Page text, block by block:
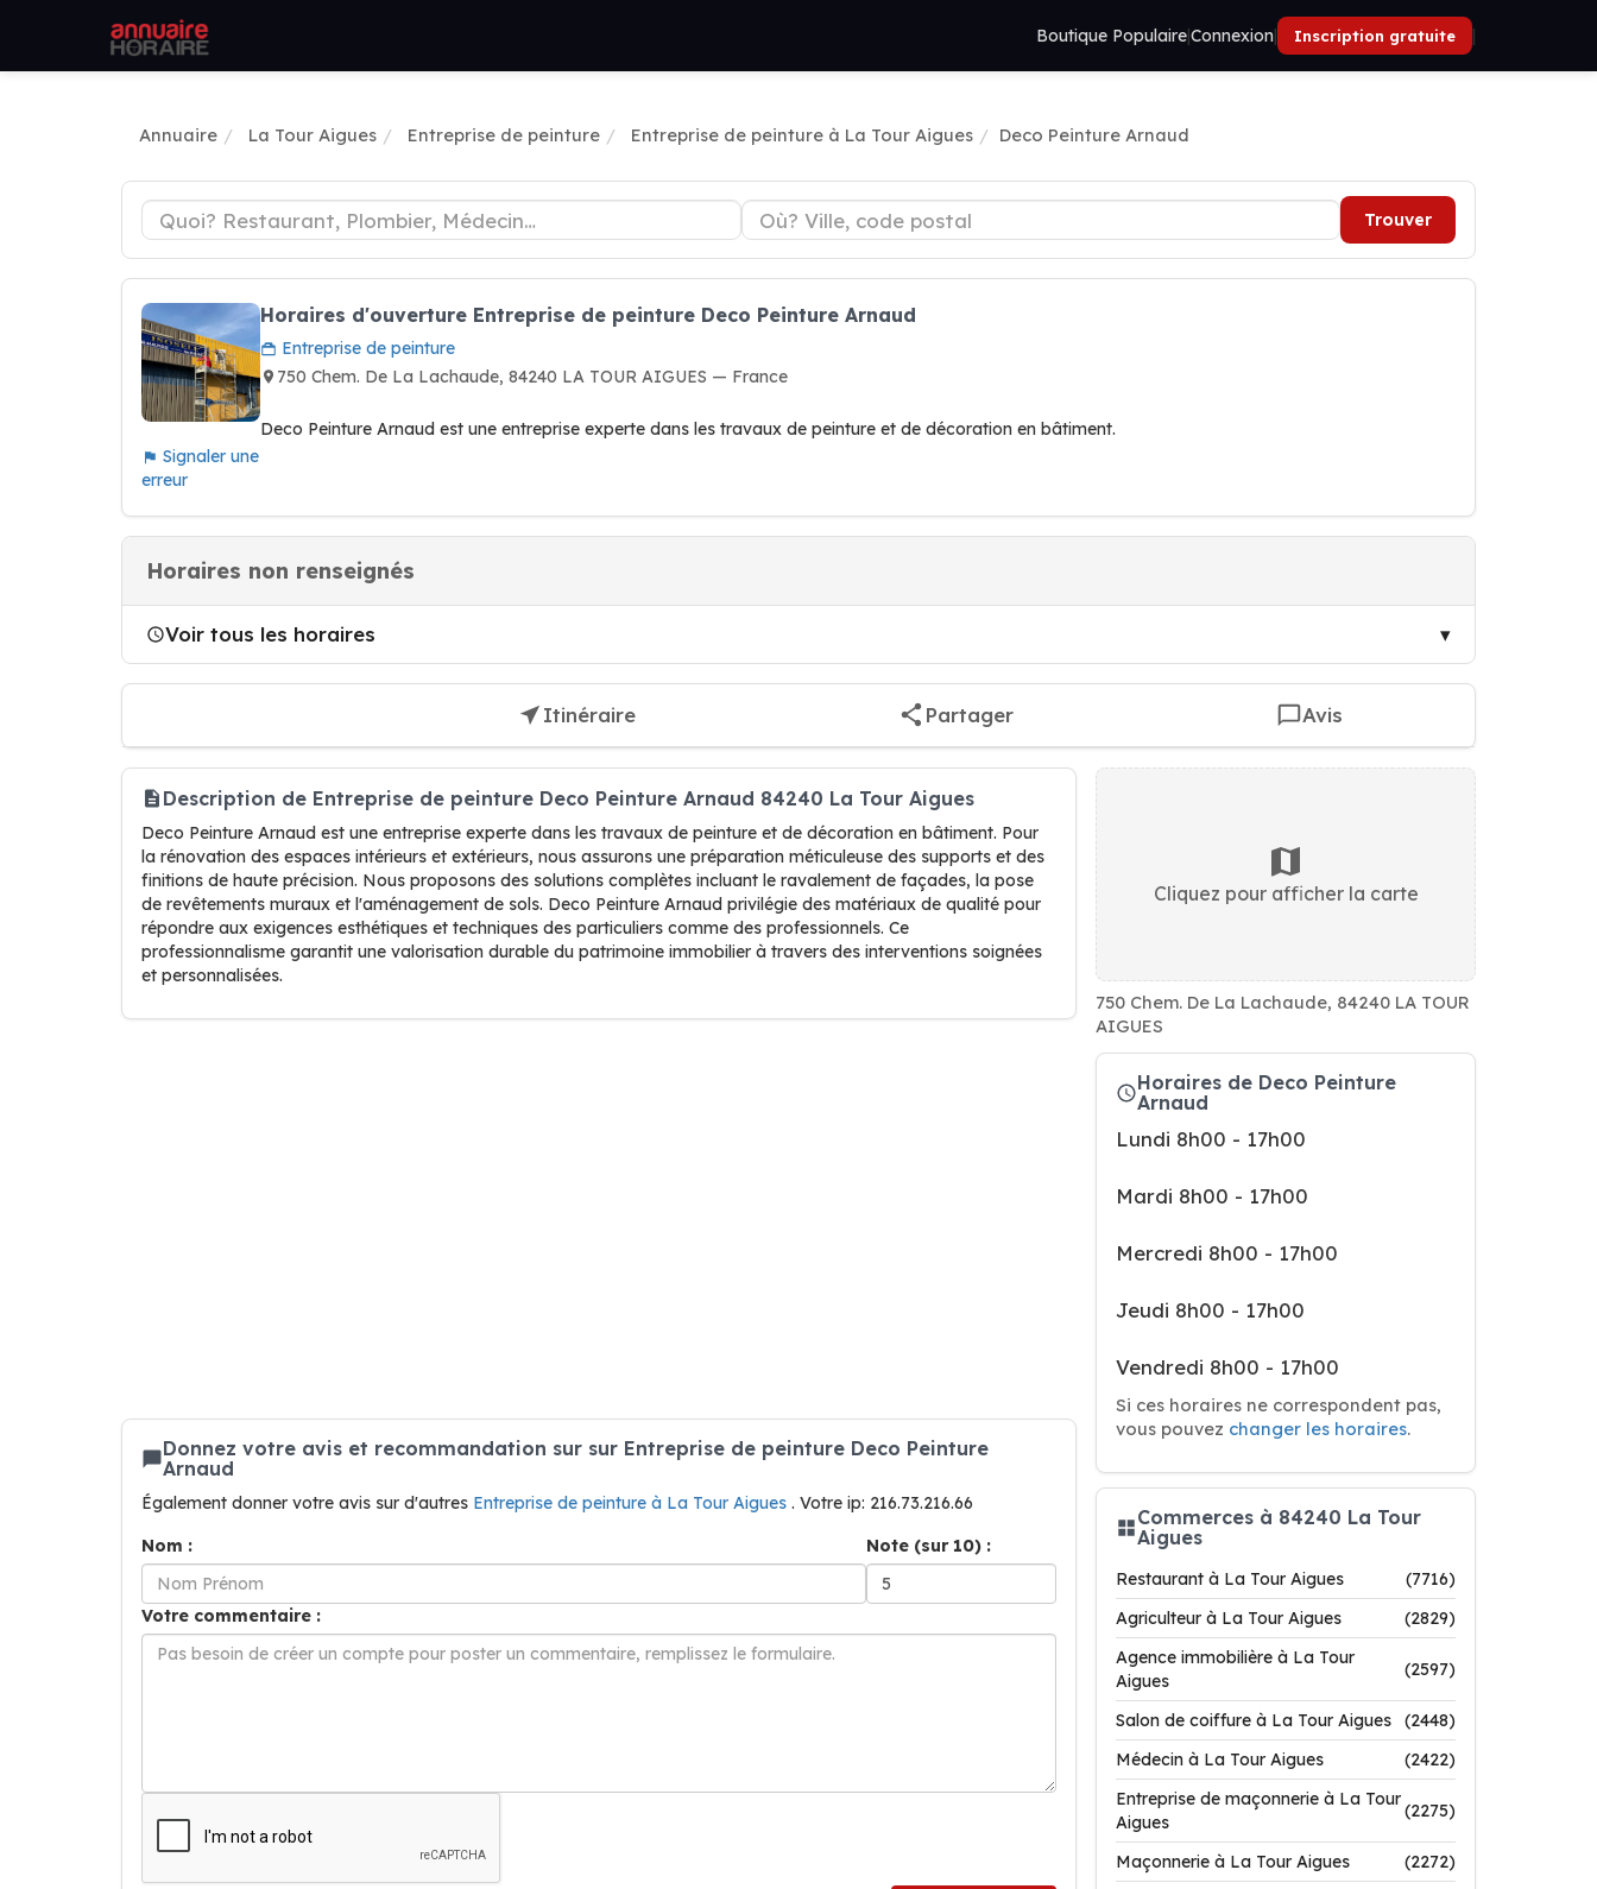
Boutique Populaire|Connexion| Inscription gratuite |
Annuaire La Tour Aigues Entreprise de peinture Entreprise de peinture à La Tour Aigues Deco Peinture Arnaud
Trouver
Signaler une
erreur
Horaires d'ouverture Entreprise de peinture Deco Peinture Arnaud
Entreprise de peinture
750 Chem. De La Lachaude, 84240 LA TOUR AIGUES — France
Deco Peinture Arnaud est une entreprise experte dans les travaux de peinture et de décoration en bâtiment.
Horaires non renseignés
Voir tous les horaires
Itinéraire Partager Avis
Description de Entreprise de peinture Deco Peinture Arnaud 84240 La Tour Aigues
Deco Peinture Arnaud est une entreprise experte dans les travaux de peinture et de décoration en bâtiment. Pour
la rénovation des espaces intérieurs et extérieurs, nous assurons une préparation méticuleuse des supports et des
finitions de haute précision. Nous proposons des solutions complètes incluant le ravalement de façades, la pose
de revêtements muraux et l'aménagement de sols. Deco Peinture Arnaud privilégie des matériaux de qualité pour
répondre aux exigences esthétiques et techniques des particuliers comme des professionnels. Ce
professionnalisme garantit une valorisation durable du patrimoine immobilier à travers des interventions soignées
et personnalisées.
Donnez votre avis et recommandation sur sur Entreprise de peinture Deco Peinture
Arnaud
Également donner votre avis sur d'autres Entreprise de peinture à La Tour Aigues . Votre ip: 216.73.216.66
Nom :
Note (sur 10) :
Votre commentaire :
Cliquez pour afficher la carte
750 Chem. De La Lachaude, 84240 LA TOUR
AIGUES
Horaires de Deco Peinture
Arnaud
Lundi 8h00 - 17h00
Mardi 8h00 - 17h00
Mercredi 8h00 - 17h00
Jeudi 8h00 - 17h00
Vendredi 8h00 - 17h00
Si ces horaires ne correspondent pas,
vous pouvez changer les horaires.
Commerces à 84240 La Tour
Aigues
Restaurant à La Tour Aigues
(7716)
Agriculteur à La Tour Aigues
(2829)
Agence immobilière à La Tour
Aigues
(2597)
Salon de coiffure à La Tour Aigues
(2448)
Médecin à La Tour Aigues
(2422)
Entreprise de maçonnerie à La Tour
Aigues
(2275)
Maçonnerie à La Tour Aigues
(2272)